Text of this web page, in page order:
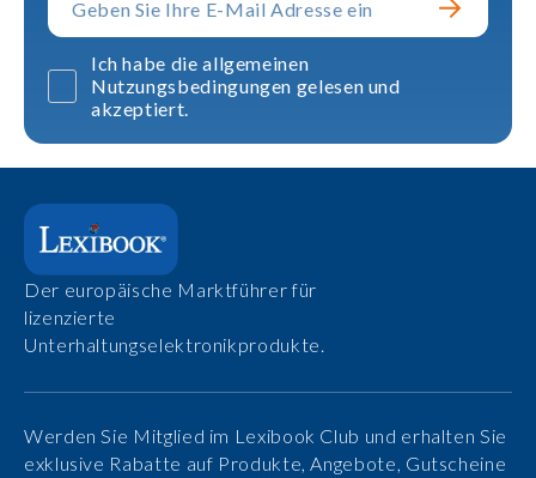
Ich habe die allgemeinen
Nutzungsbedingungen gelesen und
akzeptiert.
Der europäische Marktführer für
lizenzierte
Unterhaltungselektronikprodukte.
Werden Sie Mitglied im Lexibook Club und erhalten Sie
exklusive Rabatte auf Produkte, Angebote, Gutscheine